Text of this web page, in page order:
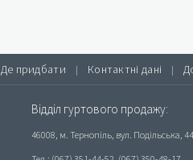
Де придбати | Контактні дані |
Відділ гуртового продажу:
46008, м. Тернопіль, вул. Подільська, 44